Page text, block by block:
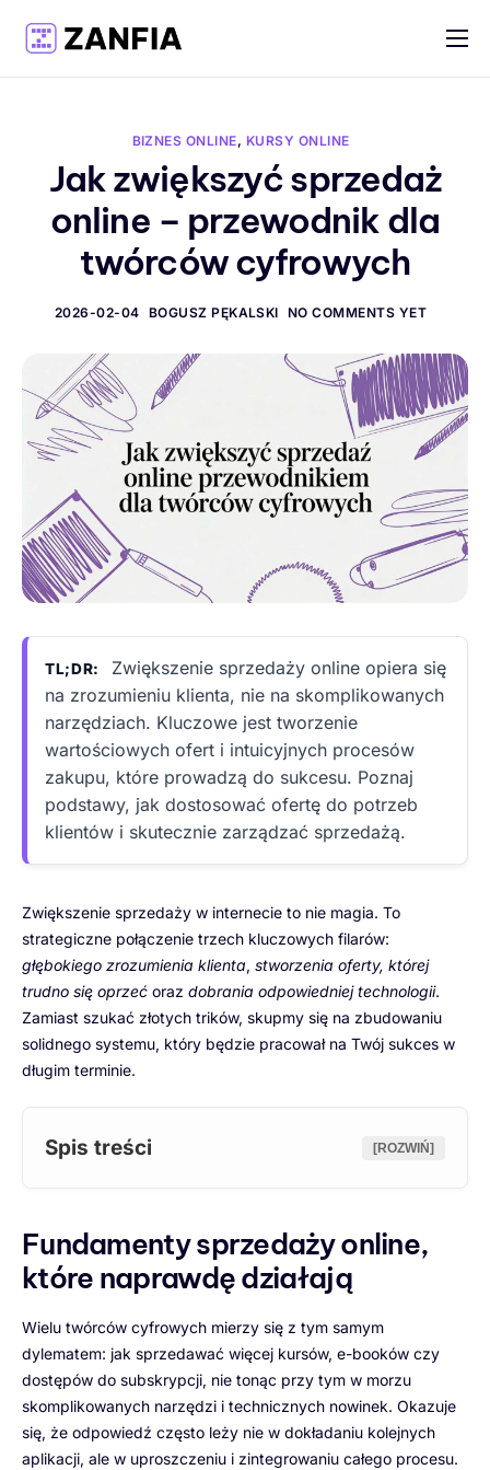
Funkcje
Cennik
Logowanie
Rejestracja
Polski
BIZNES ONLINE, KURSY ONLINE
Jak zwiększyć sprzedaż
online – przewodnik dla
twórców cyfrowych
2026-02-04 BOGUSZ PĘKALSKI NO COMMENTS YET
TL;DR:
Zwiększenie sprzedaży online opiera się
na zrozumieniu klienta, nie na skomplikowanych
narzędziach. Kluczowe jest tworzenie
wartościowych ofert i intuicyjnych procesów
zakupu, które prowadzą do sukcesu. Poznaj
podstawy, jak dostosować ofertę do potrzeb
klientów i skutecznie zarządzać sprzedażą.
Zwiększenie sprzedaży w internecie to nie magia. To
strategiczne połączenie trzech kluczowych filarów:
głębokiego zrozumienia klienta, stworzenia oferty, której
trudno się oprzeć oraz dobrania odpowiedniej technologii.
Zamiast szukać złotych trików, skupmy się na zbudowaniu
solidnego systemu, który będzie pracował na Twój sukces w
długim terminie.
Spis treści [ROZWIŃ]
Fundamenty sprzedaży online,
które naprawdę działają
Wielu twórców cyfrowych mierzy się z tym samym
dylematem: jak sprzedawać więcej kursów, e-booków czy
dostępów do subskrypcji, nie tonąc przy tym w morzu
skomplikowanych narzędzi i technicznych nowinek. Okazuje
się, że odpowiedź często leży nie w dokładaniu kolejnych
aplikacji, ale w uproszczeniu i zintegrowaniu całego procesu.